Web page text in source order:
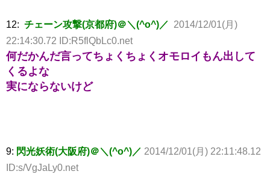
12: チェーン攻撃(京都府)＠＼(^o^)／ 2014/12/01(月)
22:14:30.72 ID:R5flQbLc0.net
何だかんだ言ってちょくちょくオモロイもん出して
くるよな
実にならないけど
9: 閃光妖術(大阪府)＠＼(^o^)／ 2014/12/01(月) 22:11:48.12
ID:s/VgJaLy0.net